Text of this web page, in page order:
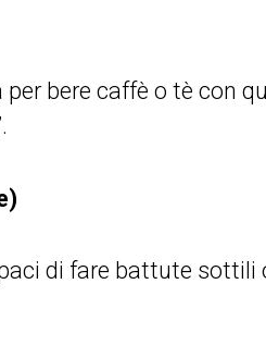
bere caffè o tè con
di fare battute sottili